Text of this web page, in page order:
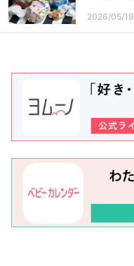
2026/05/19